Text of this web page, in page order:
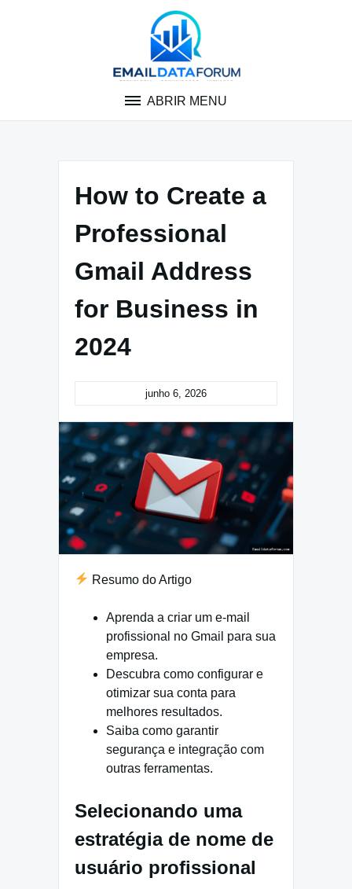
ABRIR MENU
How to Create a
Professional
Gmail Address
for Business in
2024
junho 6, 2026
Resumo do Artigo
Aprenda a criar um e-mail
profissional no Gmail para sua
empresa.
Descubra como configurar e
otimizar sua conta para
melhores resultados.
Saiba como garantir
segurança e integração com
outras ferramentas.
Selecionando uma
estratégia de nome de
usuário profissional